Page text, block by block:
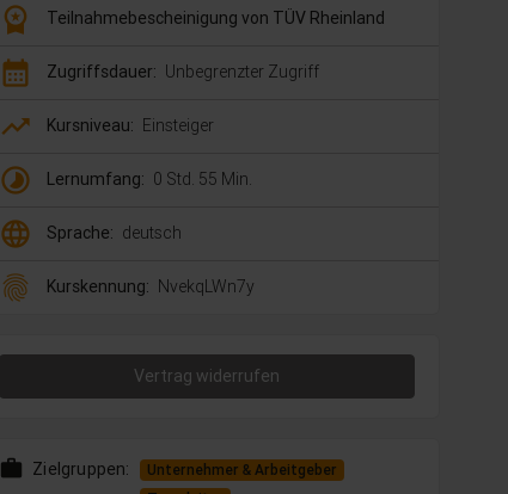
workspace_premium Teilnahmebescheinigung von TÜV Rheinland
calendar_month Zugriffsdauer: Unbegrenzter Zugriff
trending_up Kursniveau: Einsteiger
timelapse Lernumfang: 0 Std. 55 Min.
language Sprache: deutsch
fingerprint Kurskennung: NvekqLWn7y
Vertrag widerrufen
work Zielgruppen:
Unternehmer & Arbeitgeber